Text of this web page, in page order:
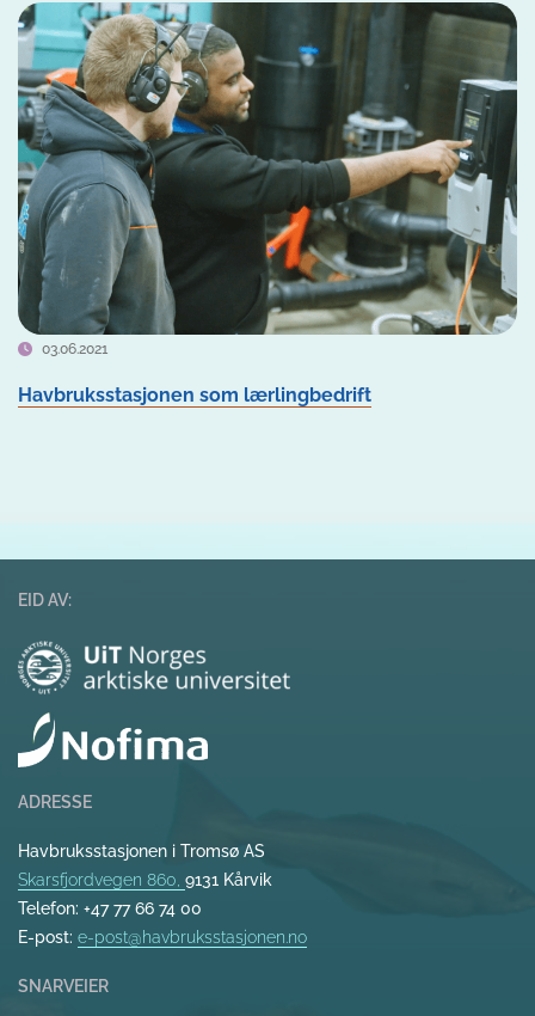
03.06.2021
Havbruksstasjonen som lærlingbedrift
EID AV:
ADRESSE
Havbruksstasjonen i Tromsø AS
Skarsfjordvegen 860, 9131 Kårvik
Telefon: +47 77 66 74 00
E-post: e-post@havbruksstasjonen.no
SNARVEIER